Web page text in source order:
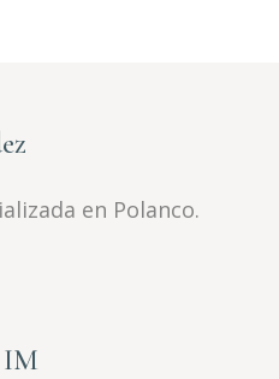
en Polanco.
IM